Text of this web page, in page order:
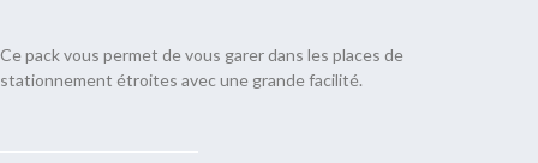
Ce pack vous permet de vous garer dans les places de
stationnement étroites avec une grande facilité.